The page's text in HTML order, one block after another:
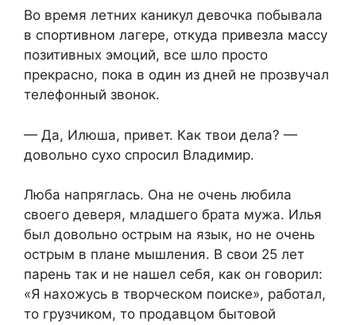
Во время летних каникул девочка побывала
в спортивном лагере, откуда привезла массу
позитивных эмоций, все шло просто
прекрасно, пока в один из дней не прозвучал
телефонный звонок.
— Да, Илюша, привет. Как твои дела? —
довольно сухо спросил Владимир.
Люба напряглась. Она не очень любила
своего деверя, младшего брата мужа. Илья
был довольно острым на язык, но не очень
острым в плане мышления. В свои 25 лет
парень так и не нашел себя, как он говорил:
«Я нахожусь в творческом поиске», работал,
то грузчиком, то продавцом бытовой